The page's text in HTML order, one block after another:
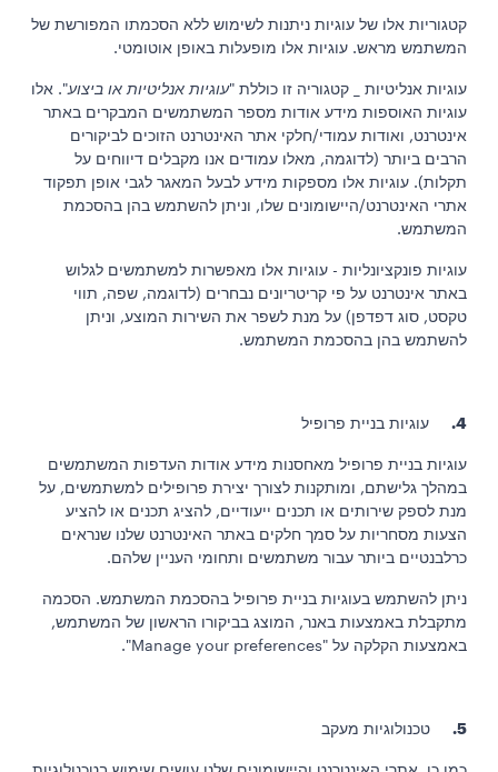
קטגוריות אלו של עוגיות ניתנות לשימוש ללא הסכמתו המפורשת של
המשתמש מראש. עוגיות אלו מופעלות באופן אוטומטי.
עוגיות אנליטיות _ קטגוריה זו כוללת "עוגיות אנליטיות או ביצוע". אלו
עוגיות האוספות מידע אודות מספר המשתמשים המבקרים באתר
אינטרנט, ואודות עמודי/חלקי אתר האינטרנט הזוכים לביקורים
הרבים ביותר (לדוגמה, מאלו עמודים אנו מקבלים דיווחים על
תקלות). עוגיות אלו מספקות מידע לבעל המאגר לגבי אופן תפקוד
אתרי האינטרנט/היישומונים שלו, וניתן להשתמש בהן בהסכמת
המשתמש.
עוגיות פונקציונליות - עוגיות אלו מאפשרות למשתמשים לגלוש
באתר אינטרנט על פי קריטריונים נבחרים (לדוגמה, שפה, תווי
טקסט, סוג דפדפן) על מנת לשפר את השירות המוצע, וניתן
להשתמש בהן בהסכמת המשתמש.
4. עוגיות בניית פרופיל
עוגיות בניית פרופיל מאחסנות מידע אודות העדפות המשתמשים
במהלך גלישתם, ומותקנות לצורך יצירת פרופילים למשתמשים, על
מנת לספק שירותים או תכנים ייעודיים, להציג תכנים או להציע
הצעות מסחריות על סמך חלקים באתר האינטרנט שלנו שנראים
כרלבנטיים ביותר עבור משתמשים ותחומי העניין שלהם.
ניתן להשתמש בעוגיות בניית פרופיל בהסכמת המשתמש. הסכמה
מתקבלת באמצעות באנר, המוצג בביקורו הראשון של המשתמש,
באמצעות הקלקה על "Manage your preferences".
5. טכנולוגיות מעקב